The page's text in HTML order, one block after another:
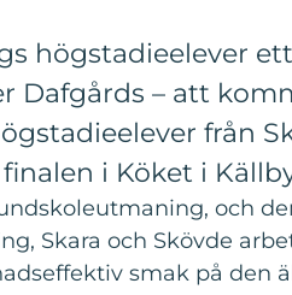
högstadieelever
Dafgårds – att
från
i Köket i
och
Skara och Skövde
smak på den